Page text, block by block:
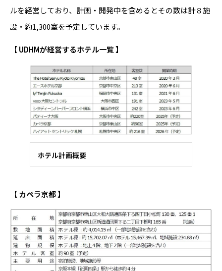
ルを経営しており、計画・開発中を含めるとその数は計８施
設・約1,300室を予定しています。
【 UDHMが経営するホテル一覧 】
ホテル計画概要
【 カペラ京都 】